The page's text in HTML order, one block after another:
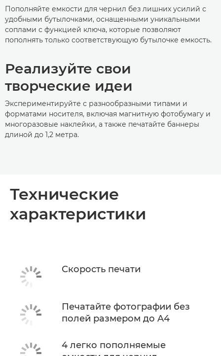
Пополняйте емкости для чернил без лишних усилий с
удобными бутылочками, оснащенными уникальными
соплами с функцией ключа, которые позволяют
пополнять только соответствующую бутылочке емкость.
Реализуйте свои
творческие идеи
Экспериментируйте с разнообразными типами и
форматами носителя, включая магнитную фотобумагу и
многоразовые наклейки, а также печатайте баннеры
длиной до 1,2 метра.
Технические
характеристики
Скорость печати
Печатайте фотографии без
полей размером до A4
4 легко пополняемые